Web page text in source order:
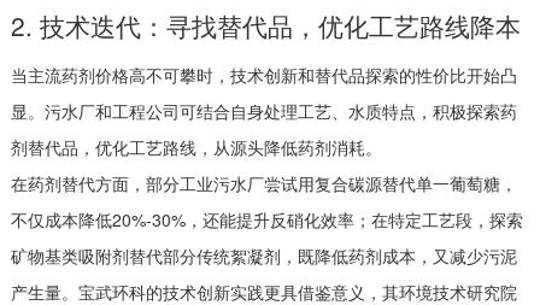
2. 技术迭代：寻找替代品，优化工艺路线降本
当主流药剂价格高不可攀时，技术创新和替代品探索的性价比开始凸
显。污水厂和工程公司可结合自身处理工艺、水质特点，积极探索药
剂替代品，优化工艺路线，从源头降低药剂消耗。
在药剂替代方面，部分工业污水厂尝试用复合碳源替代单一葡萄糖，
不仅成本降低20%-30%，还能提升反硝化效率；在特定工艺段，探索
矿物基类吸附剂替代部分传统絮凝剂，既降低药剂成本，又减少污泥
产生量。宝武环科的技术创新实践更具借鉴意义，其环境技术研究院